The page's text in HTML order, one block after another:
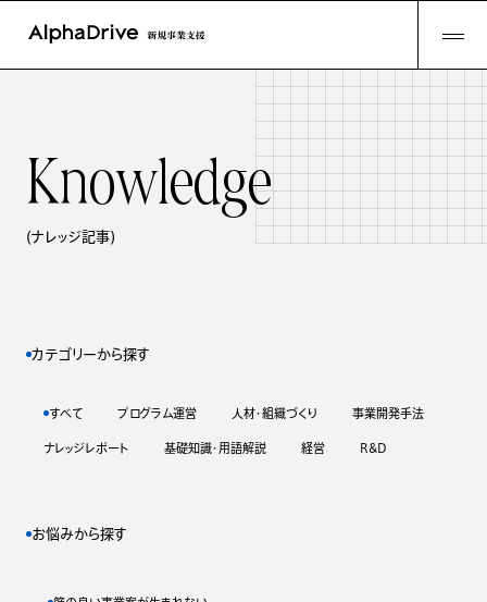
Knowledge
(ナレッジ記事)
カテゴリーから探す
すべて プログラム運営 人材・組織づくり 事業開発手法
ナレッジレポート 基礎知識・用語解説 経営 R&D
お悩みから探す